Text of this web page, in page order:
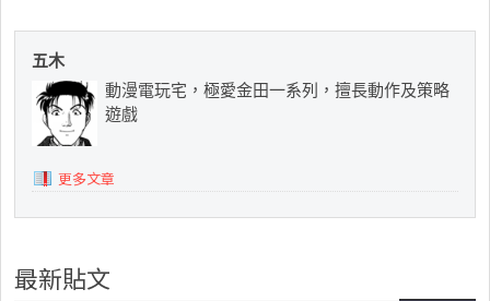
五木
動漫電玩宅，極愛金田一系列，擅長動作及策略
遊戲
更多文章
最新貼文